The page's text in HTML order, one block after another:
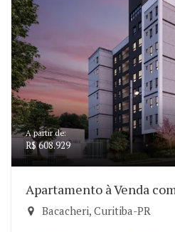
A partir de:
R$ 608.929
Apartamento à Venda
Bacacheri, Curitiba-PR